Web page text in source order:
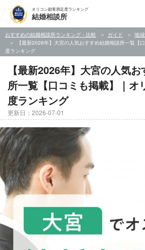
オリコン顧客満足度ランキング
結婚相談所
おすすめの結婚相談所ランキング・比較 ガイド
地
【最新2026年】大宮の人気おすすめ結婚相談所一覧【
度ランキング
【最新2026年】大宮の人気
所一覧【口コミも掲載】｜オ
度ランキング
更新日：2026-07-01